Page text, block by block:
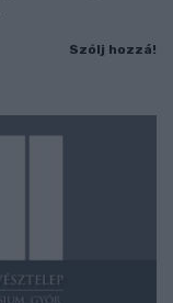
Szólj hozzá!